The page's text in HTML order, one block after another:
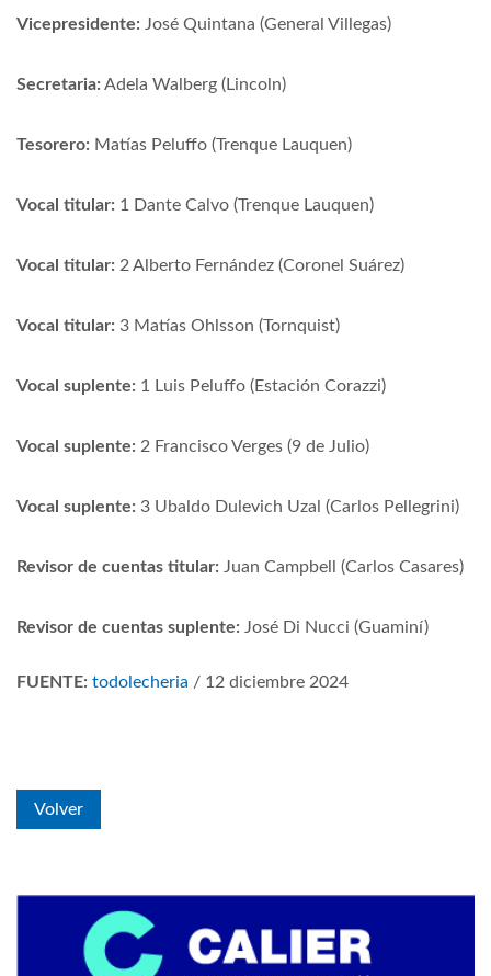
Vicepresidente: José Quintana (General Villegas)
Secretaria: Adela Walberg (Lincoln)
Tesorero: Matías Peluffo (Trenque Lauquen)
Vocal titular: 1 Dante Calvo (Trenque Lauquen)
Vocal titular: 2 Alberto Fernández (Coronel Suárez)
Vocal titular: 3 Matías Ohlsson (Tornquist)
Vocal suplente: 1 Luis Peluffo (Estación Corazzi)
Vocal suplente: 2 Francisco Verges (9 de Julio)
Vocal suplente: 3 Ubaldo Dulevich Uzal (Carlos Pellegrini)
Revisor de cuentas titular: Juan Campbell (Carlos Casares)
Revisor de cuentas suplente: José Di Nucci (Guaminí)
FUENTE: todolecheria / 12 diciembre 2024
Volver